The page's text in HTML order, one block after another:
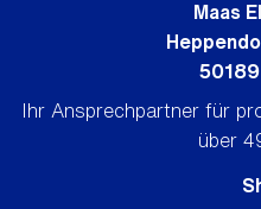
Maas
Ihr Ansprechpartner für
über